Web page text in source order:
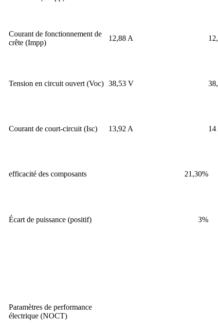
Courant de fonctionnement de
crête (Impp)
12,88 A
Tension en circuit ouvert (Voc) 38,53 V
Courant de court-circuit (Isc) 13,92 A 14
efficacité des composants 21,30%
Écart de puissance (positif) 3%
Paramètres de performance
électrique (NOCT)